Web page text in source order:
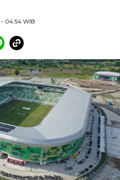
- 04:54 WIB